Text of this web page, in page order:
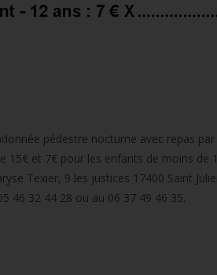
pédestre nocturne avec repas
15€ et 7€ pour les enfants de moins de
Texier, 9 les justices 17400 Saint
46 32 44 28 ou au 06 37 49 46 35.